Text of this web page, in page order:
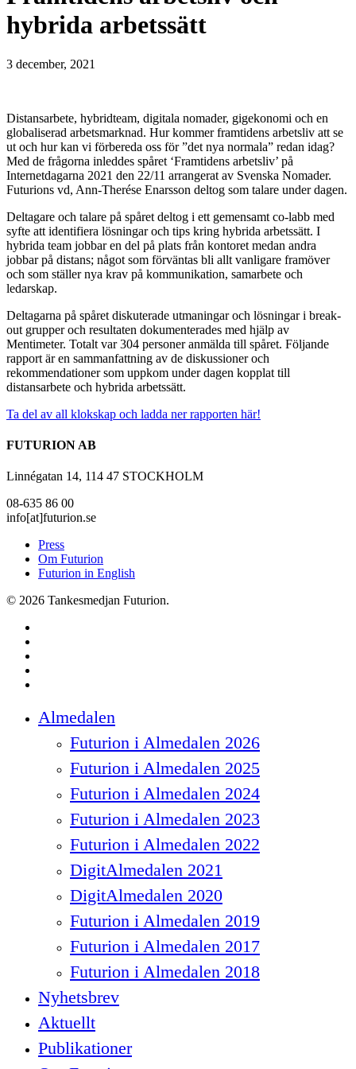
hybrida arbetssätt
3 december, 2021
Distansarbete, hybridteam, digitala nomader, gigekonomi och en
globaliserad arbetsmarknad. Hur kommer framtidens arbetsliv att se
ut och hur kan vi förbereda oss för ”det nya normala” redan idag?
Med de frågorna inleddes spåret ‘Framtidens arbetsliv’ på
Internetdagarna 2021 den 22/11 arrangerat av Svenska Nomader.
Futurions vd, Ann-Therése Enarsson deltog som talare under dagen.
Deltagare och talare på spåret deltog i ett gemensamt co-labb med
syfte att identifiera lösningar och tips kring hybrida arbetssätt. I
hybrida team jobbar en del på plats från kontoret medan andra
jobbar på distans; något som förväntas bli allt vanligare framöver
och som ställer nya krav på kommunikation, samarbete och
ledarskap.
Deltagarna på spåret diskuterade utmaningar och lösningar i break-
out grupper och resultaten dokumenterades med hjälp av
Mentimeter. Totalt var 304 personer anmälda till spåret. Följande
rapport är en sammanfattning av de diskussioner och
rekommendationer som uppkom under dagen kopplat till
distansarbete och hybrida arbetssätt.
Ta del av all klokskap och ladda ner rapporten här!
FUTURION AB
Linnégatan 14, 114 47 STOCKHOLM
08-635 86 00
info[at]futurion.se
Press
Om Futurion
Futurion in English
© 2026 Tankesmedjan Futurion.
Menu
Almedalen
Futurion i Almedalen 2026
Futurion i Almedalen 2025
Futurion i Almedalen 2024
Futurion i Almedalen 2023
Futurion i Almedalen 2022
DigitAlmedalen 2021
DigitAlmedalen 2020
Futurion i Almedalen 2019
Futurion i Almedalen 2017
Futurion i Almedalen 2018
Nyhetsbrev
Aktuellt
Publikationer